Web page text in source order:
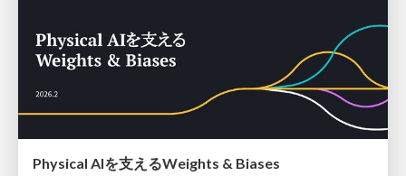
Physical AIを支えるWeights & Biases